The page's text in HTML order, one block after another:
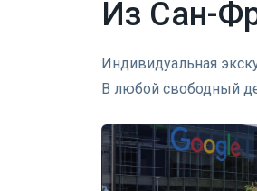
Из Сан-
Индивидуальная
В любой свободный